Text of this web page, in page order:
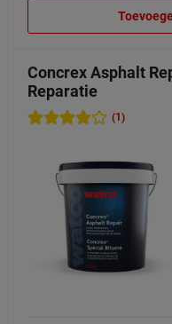
Concrex Asphalt
Reparatie
(1)